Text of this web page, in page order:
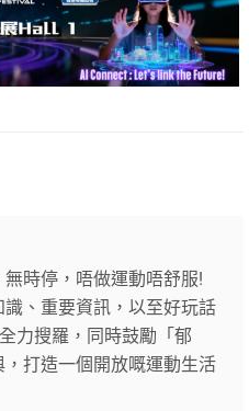
時停，唔做運動唔舒服!
識、重要資訊，以至好玩話
力搜羅，同時鼓勵「郁
，打造一個開放嘅運動生活